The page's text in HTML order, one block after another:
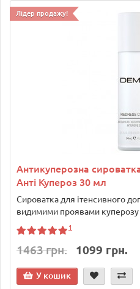
Лідер продажу!
Антикуперозна
Анті Купероз 30 мл
Сироватка для ітенсивного
видимими проявами куперозу
1
1463 грн. 1099 грн.
У кошик